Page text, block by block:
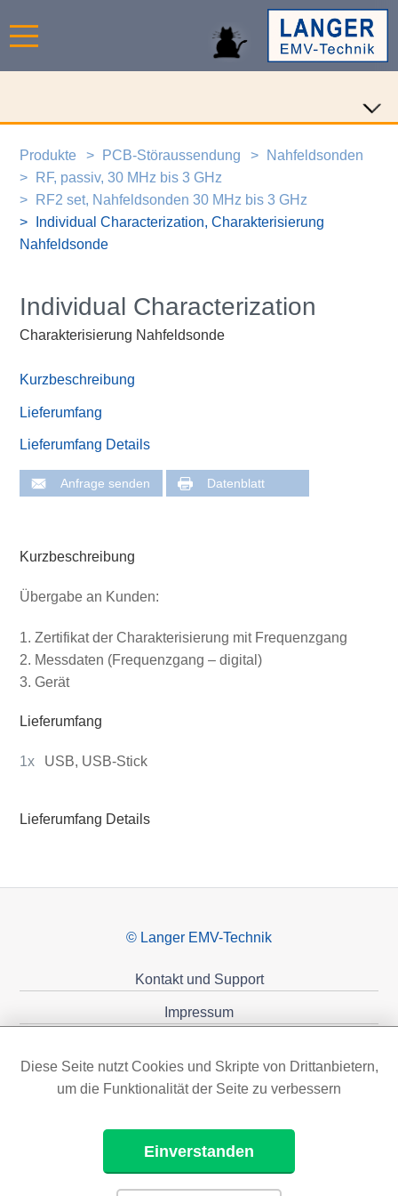
Produkte PCB-Störaussendung
Nahfeldsonden
RF, passiv, 30 MHz bis 3 GHz
RF2 set, Nahfeldsonden 30 MHz bis 3 GHz
Individual Characterization, Charakterisierung
Nahfeldsonde
Individual Characterization
Charakterisierung Nahfeldsonde
Kurzbeschreibung
Lieferumfang
Lieferumfang Details
Anfrage senden Datenblatt
Kurzbeschreibung
Übergabe an Kunden:
Zertifikat der Charakterisierung mit Frequenzgang
Messdaten (Frequenzgang – digital)
Gerät
Lieferumfang
1x USB, USB-Stick
Lieferumfang Details
© Langer EMV-Technik
Kontakt und Support
Impressum
Diese Seite nutzt Cookies und Skripte von Drittanbietern,
um die Funktionalität der Seite zu verbessern
Einverstanden